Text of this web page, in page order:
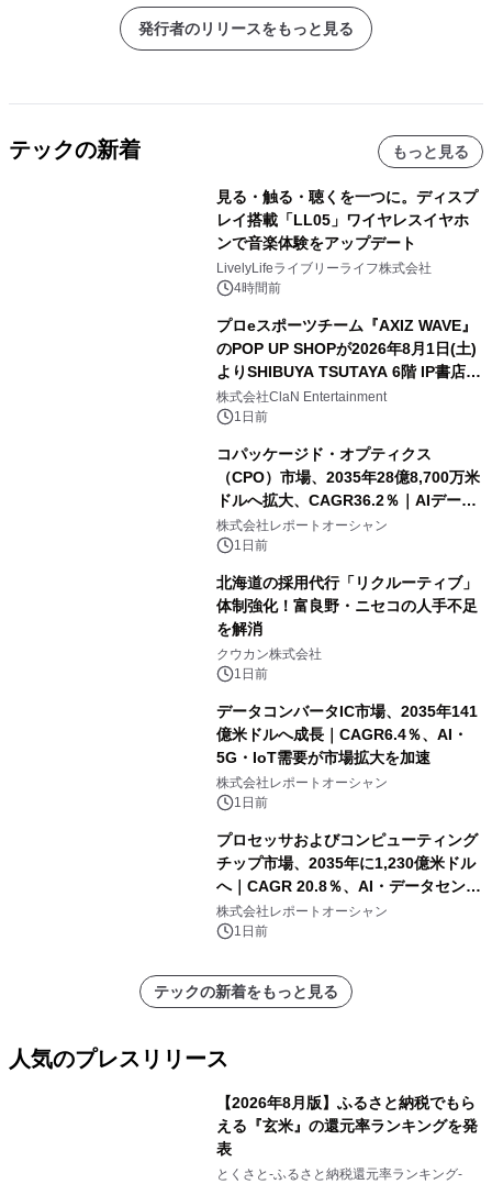
発行者のリリースをもっと見る
テックの新着 もっと見る
見る・触る・聴くを一つに。ディスプ
レイ搭載「LL05」ワイヤレスイヤホ
ンで音楽体験をアップデート
LivelyLifeライブリーライフ株式会社
4時間前
プロeスポーツチーム『AXIZ WAVE』
のPOP UP SHOPが2026年8月1日(土)
よりSHIBUYA TSUTAYA 6階 IP書店で
開催決定！！
株式会社ClaN Entertainment
1日前
コパッケージド・オプティクス
（CPO）市場、2035年28億8,700万米
ドルへ拡大、CAGR36.2％｜AIデータ
センター・高速光通信需要が成長を加
速
株式会社レポートオーシャン
1日前
北海道の採用代行「リクルーティブ」
体制強化！富良野・ニセコの人手不足
を解消
クウカン株式会社
1日前
データコンバータIC市場、2035年141
億米ドルへ成長｜CAGR6.4％、AI・
5G・IoT需要が市場拡大を加速
株式会社レポートオーシャン
1日前
プロセッサおよびコンピューティング
チップ市場、2035年に1,230億米ドル
へ｜CAGR 20.8％、AI・データセンタ
ー需要が成長を牽引
株式会社レポートオーシャン
1日前
テックの新着をもっと見る
人気のプレスリリース
【2026年8月版】ふるさと納税でもら
える『玄米』の還元率ランキングを発
表
とくさと-ふるさと納税還元率ランキング-